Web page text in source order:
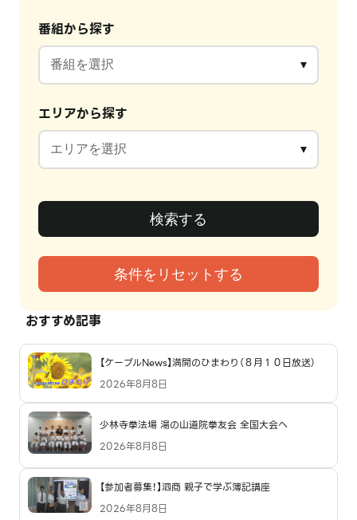
番組から探す
エリアから探す
おすすめ記事
【ケーブルNews】満開のひまわり（８月１０日放送）
2026年8月8日
少林寺拳法場 湯の山道院拳友会 全国大会へ
2026年8月8日
【参加者募集！】泗商 親子で学ぶ簿記講座
2026年8月8日